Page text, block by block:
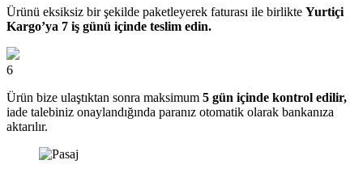
Ürünü eksiksiz bir şekilde paketleyerek faturası ile birlikte Yurtiçi
Kargo’ya 7 iş günü içinde teslim edin.
6
Ürün bize ulaştıktan sonra maksimum 5 gün içinde kontrol edilir,
iade talebiniz onaylandığında paranız otomatik olarak bankanıza
aktarılır.